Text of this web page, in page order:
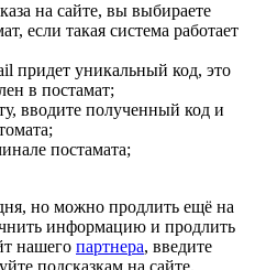
на сайте, вы выбираете
если такая система работает
придет уникальный код, это
в постамат;
вводите полученный код и
постамата;
но можно продлить ещё на
информацию и продлить
нашего партнера, введите
подсказкам на сайте.